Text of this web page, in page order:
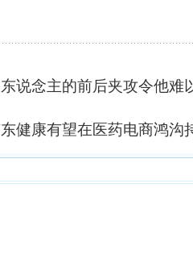
说念主的前后夹攻令他难
健康有望在医药电商鸿沟